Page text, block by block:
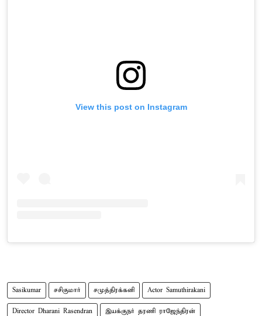
View this post on Instagram
Sasikumar சசிகுமார் சமுத்திரக்கனி Actor Samuthirakani
Director Dharani Rasendran இயக்குநர் தரணி ராஜேந்திரன்